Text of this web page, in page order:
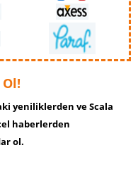
yeniliklerden ve Scala
haberlerden
ol.